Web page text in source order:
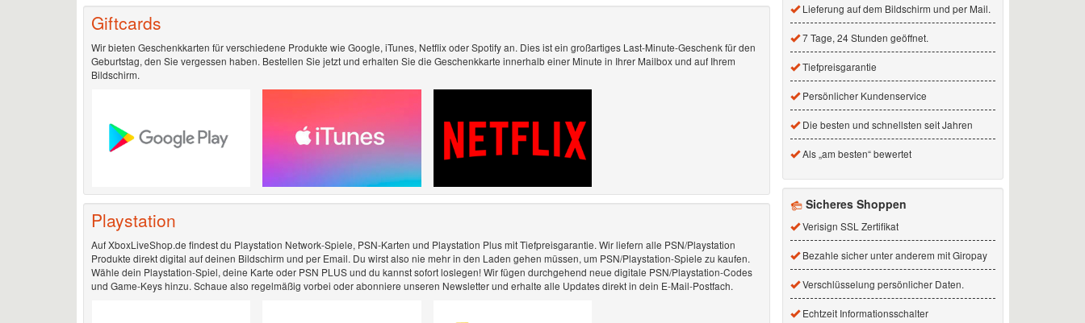
Giftcards
Wir bieten Geschenkkarten für verschiedene Produkte wie Google, iTunes, Netflix oder Spotify an. Dies ist ein großartiges Last-Minute-Geschenk für den
Geburtstag, den Sie vergessen haben. Bestellen Sie jetzt und erhalten Sie die Geschenkkarte innerhalb einer Minute in Ihrer Mailbox und auf Ihrem
Bildschirm.
Playstation
Auf XboxLiveShop.de findest du Playstation Network-Spiele, PSN-Karten und Playstation Plus mit Tiefpreisgarantie. Wir liefern alle PSN/Playstation
Produkte direkt digital auf deinen Bildschirm und per Email. Du wirst also nie mehr in den Laden gehen müssen, um PSN/Playstation-Spiele zu kaufen.
Wähle dein Playstation-Spiel, deine Karte oder PSN PLUS und du kannst sofort loslegen! Wir fügen durchgehend neue digitale PSN/Playstation-Codes
und Game-Keys hinzu. Schaue also regelmäßig vorbei oder abonniere unseren Newsletter und erhalte alle Updates direkt in dein E-Mail-Postfach.
Lieferung auf dem Bildschirm und per Mail.
7 Tage, 24 Stunden geöffnet.
Tiefpreisgarantie
Persönlicher Kundenservice
Die besten und schnellsten seit Jahren
Als „am besten“ bewertet
Sicheres Shoppen
Verisign SSL Zertifikat
Bezahle sicher unter anderem mit Giropay
Verschlüsselung persönlicher Daten.
Echtzeit Informationsschalter